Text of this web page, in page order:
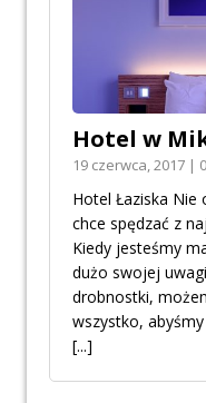
Hotel w
19 czerwca, 2017 |
Hotel Łaziska Nie
chce spędzać z
Kiedy jesteśmy
dużo swojej
drobnostki,
wszystko,
[...]